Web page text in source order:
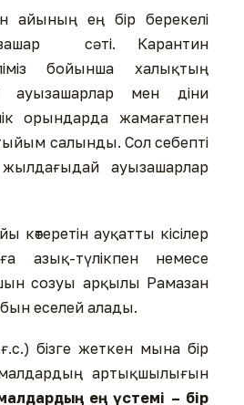
айының ең бір берекелі
сәті. Карантин
бойынша халықтың
ауызашарлар мен діни
орындарда жамағатпен
салынды. Сол себепті
ауызашарлар
көтеретін ауқатты кісілер
азық-түлікпен немесе
созуы арқылы Рамазан
еселей алады.
бізге жеткен мына бір
артықшылығын
ең үстемі – бір